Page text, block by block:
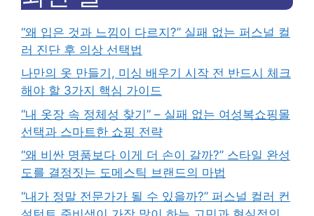
“왜 입은 것과 느낌이 다르지?” 실패 없는 퍼스널 컬
러 진단 후 의상 선택법
나만의 옷 만들기, 미싱 배우기 시작 전 반드시 체크
해야 할 3가지 핵심 가이드
“내 옷장 속 정체성 찾기” – 실패 없는 여성복쇼핑몰
선택과 스마트한 쇼핑 전략
“왜 비싼 명품보다 이게 더 손이 갈까?” 스타일 완성
도를 결정짓는 도메스틱 브랜드의 마법
“내가 정말 전문가가 될 수 있을까?” 퍼스널 컬러 컨